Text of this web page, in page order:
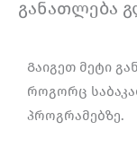
განათლება
Გაიგეთ მეტი
როგორც
პროგრამებზე.